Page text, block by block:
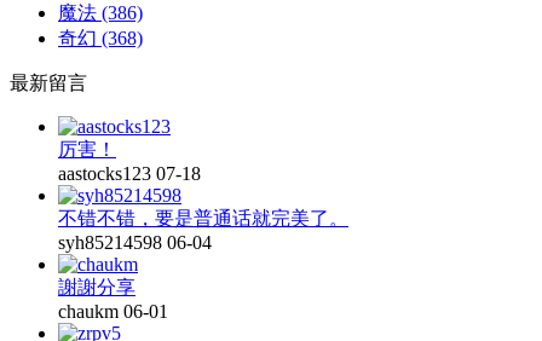
魔法 (386)
奇幻 (368)
最新留言
厉害！
aastocks123 07-18
不错不错，要是普通话就完美了。
syh85214598 06-04
謝謝分享
chaukm 06-01